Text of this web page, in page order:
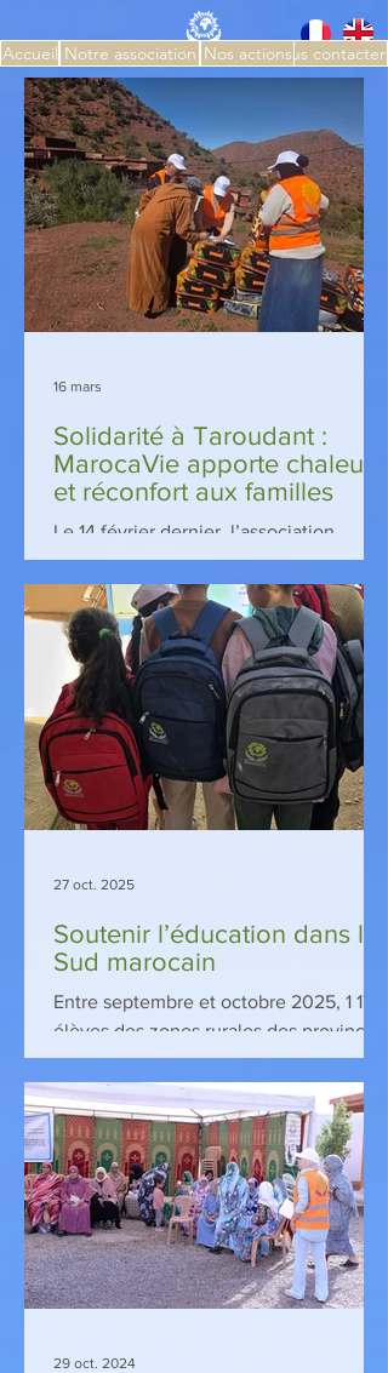
Accueil Notre association Nous contacter
Nos actions
Solidarité à Taroudant :
MarocaVie apporte chaleur
et réconfort aux familles
Le 14 février dernier, l’association
MarocaVie a lancé une opération
solidaire d'envergure dans la province
de Taroudant. Face aux conditions
hivernales difficiles, cette initiative vise
à apporter chaleur et confort aux foyers
les plus isolés.
16 mars
Soutenir l’éducation dans le
Sud marocain
Entre septembre et octobre 2025, 1 171
élèves des zones rurales des provinces
de Taroudant, Essaouira et Sidi Ifni ont
reçu des cartables et fournitures
scolaires grâce à l’association
Marocavie.
27 oct. 2025
29 oct. 2024